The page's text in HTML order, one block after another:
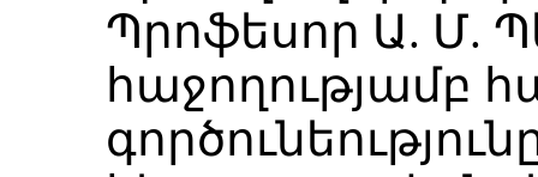
Պրոֆեսոր Ա. Մ.
հաջողությամբ